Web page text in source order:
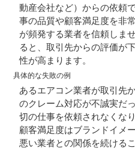
動産会社など）からの依頼
事の品質や顧客満足度を非
が頻発する業者を信頼しま
ると、取引先からの評価が
性が高まります。
具体的な失敗の例
あるエアコン業者が取引先
のクレーム対応が不誠実だ
切の仕事を依頼されなくな
顧客満足度はブランドイメ
悪い業者との関係を続ける